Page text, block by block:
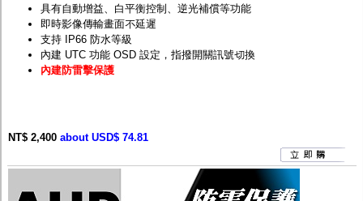
具有自動增益、白平衡控制、逆光補償等功能
即時影像傳輸畫面不延遲
支持 IP66 防水等級
內建 UTC 功能 OSD 設定，指撥開關訊號切換
內建防雷擊保護
NT$ 2,400 about USD$ 74.81